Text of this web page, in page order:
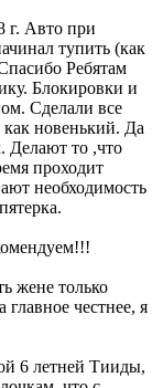
г. Авто при
тупить (как
Ребятам
Блокировки и
Сделали все
как новенький. Да
Делают то ,что
проходит
необходимость
жене только
честнее, я
6 летней Тииды,